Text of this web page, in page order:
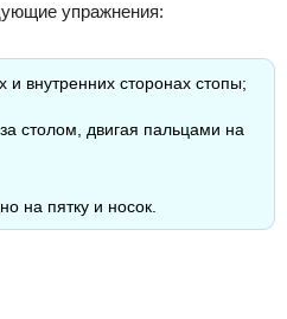
упражнения:
внутренних сторонах стопы;
столом, двигая пальцами на
на пятку и носок.